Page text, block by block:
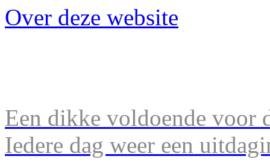
Over deze website
Een dikke voldoende voor
Iedere dag weer een